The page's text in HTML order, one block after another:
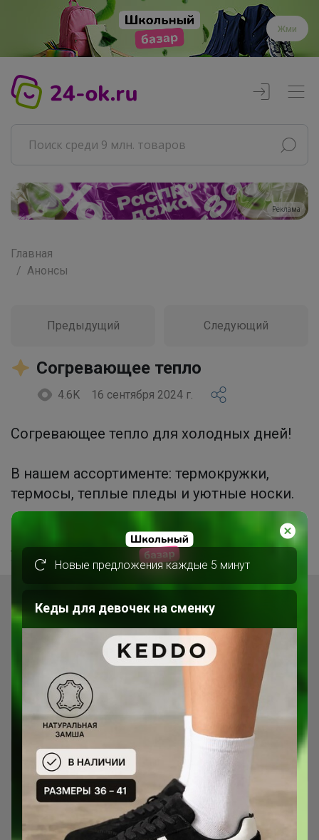
Жми
Реклама
Главная
Анонсы
Предыдущий Следующий
Согревающее тепло
4.6K 16 сентября 2024 г.
Согревающее тепло для холодных дней!
В нашем ассортименте: термокружки,
термосы, теплые пледы и уютные носки.
Все, что нужно, чтобы создать комфорт и
уют в любую погоду.
Съемный капор для тех, у кого
верхушка без капюшона
Брюнетка
Новые предложения каждые 5 минут
Кеды для девочек на сменку